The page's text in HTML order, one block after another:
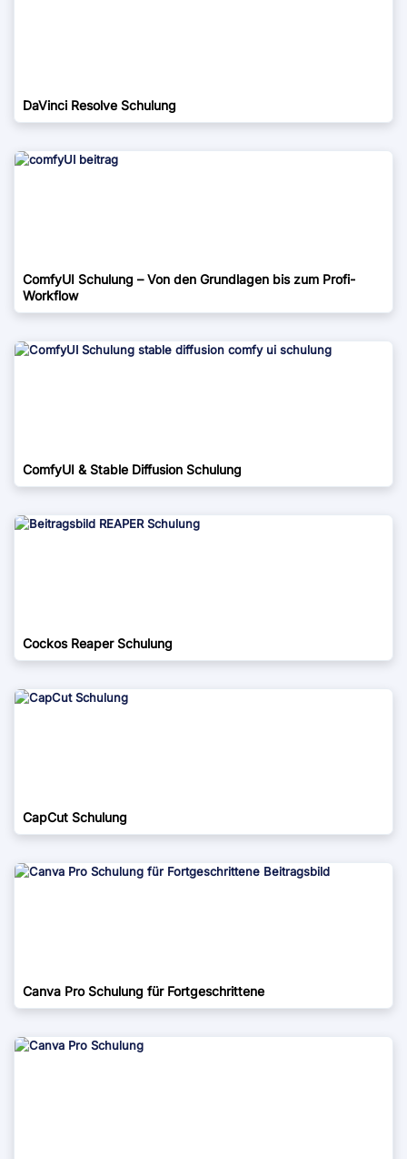
DaVinci Resolve Schulung
ComfyUI Schulung – Von den Grundlagen bis zum Profi-
Workflow
ComfyUI & Stable Diffusion Schulung
Cockos Reaper Schulung
CapCut Schulung
Canva Pro Schulung für Fortgeschrittene